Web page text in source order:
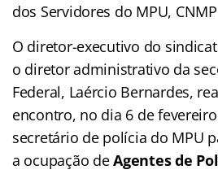
dos Servidores do MPU,
O diretor-executivo do
o diretor administrativo da
Federal, Laércio Bernardes,
encontro, no dia 6 de
secretário de polícia do MPU
a ocupação deAgentes de